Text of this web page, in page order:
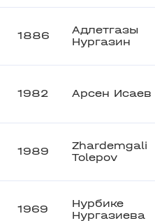
1886
Адлетгазы
Нургазин
1982 Арсен Исаев
1989
Zhardemgali
Tolepov
1969
Нурбике
Нургазиева